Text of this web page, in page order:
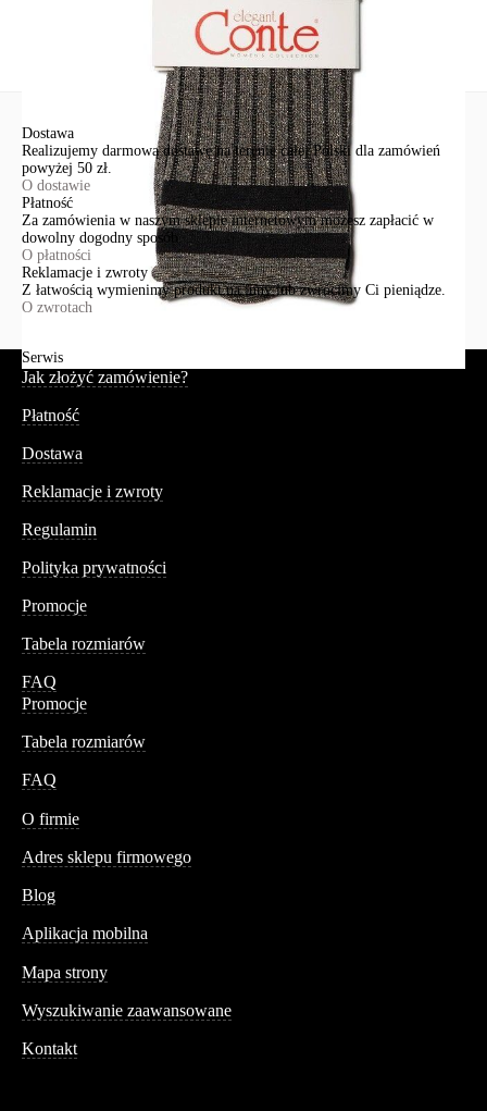
Dostawa
Realizujemy darmową dostawę na terenie całej Polski dla zamówień
powyżej 50 zł.
O dostawie
Płatność
Za zamówienia w naszym sklepie internetowym możesz zapłacić w
dowolny dogodny sposób.
O płatności
Reklamacje i zwroty
Z łatwością wymienimy produkt na inny lub zwrócimy Ci pieniądze.
O zwrotach
Serwis
Jak złożyć zamówienie?
Płatność
Dostawa
Reklamacje i zwroty
Regulamin
Polityka prywatności
Promocje
Tabela rozmiarów
FAQ
Promocje
Tabela rozmiarów
FAQ
O firmie
Adres sklepu firmowego
Blog
Aplikacja mobilna
Mapa strony
Wyszukiwanie zaawansowane
Kontakt